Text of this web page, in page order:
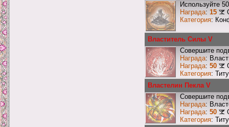
Используйте
Награда: 15
Категория:
Властитель Силы V
Совершите
Награда:
Награда: 50
Категория:
Властелин Пекла V
Совершите
Награда:
Награда: 50
Категория: